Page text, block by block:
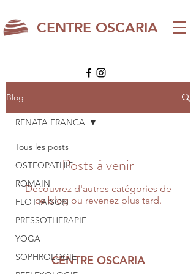
CENTRE OSCARIA
Blog
Tous les posts
OSTEOPATHIE
ROMAIN
FLOTTAISON
PRESSOTHERAPIE
YOGA
SOPHROLOGIE
RENATA FRANCA
Posts à venir
Découvrez d'autres catégories de
ce blog ou revenez plus tard.
CENTRE OSCARIA